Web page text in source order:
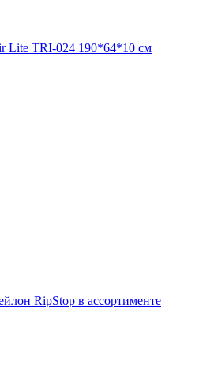
Lite TRI-024 190*64*10 см
RipStop в ассортименте